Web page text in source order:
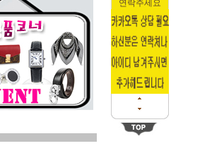
연락주세요